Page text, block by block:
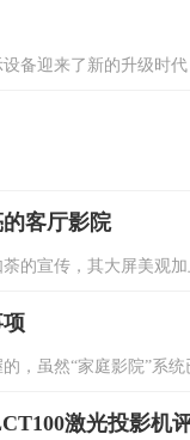
备迎来了新的升级时
客厅影院
的宣传，其大屏美观
，虽然“家庭影院”系
激光投影机